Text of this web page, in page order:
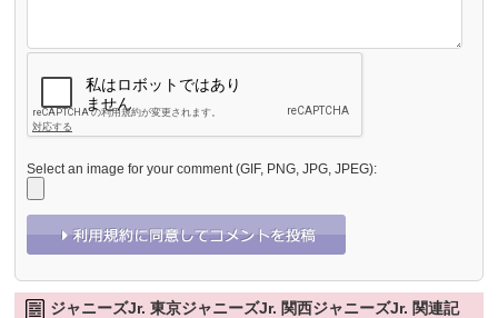
Select an image for your comment (GIF, PNG, JPG, JPEG):
ジャニーズJr. 東京ジャニーズJr. 関西ジャニーズJr. 関連記